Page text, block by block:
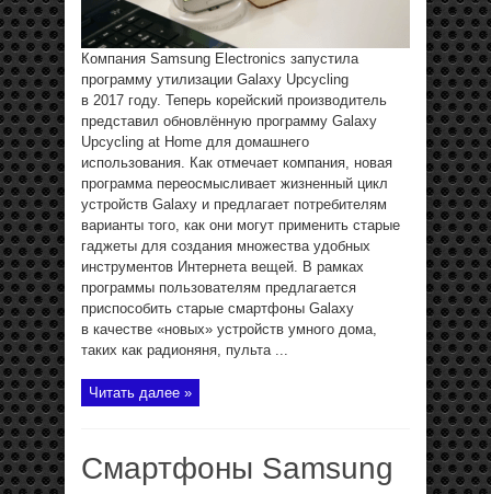
Компания Samsung Electronics запустила
программу утилизации Galaxy Upcycling
в 2017 году. Теперь корейский производитель
представил обновлённую программу Galaxy
Upcycling at Home для домашнего
использования. Как отмечает компания, новая
программа переосмысливает жизненный цикл
устройств Galaxy и предлагает потребителям
варианты того, как они могут применить старые
гаджеты для создания множества удобных
инструментов Интернета вещей. В рамках
программы пользователям предлагается
приспособить старые смартфоны Galaxy
в качестве «новых» устройств умного дома,
таких как радионяня, пульта ...
Читать далее »
Смартфоны Samsung